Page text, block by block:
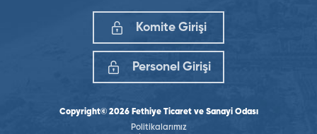
Komite Girişi
Personel Girişi
Copyright© 2026 Fethiye Ticaret ve Sanayi Odası
Politikalarımız